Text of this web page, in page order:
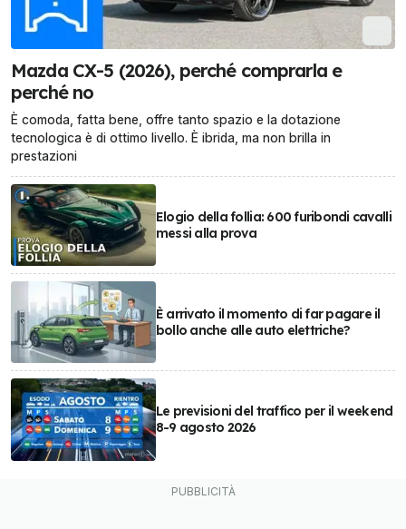
Mazda CX-5 (2026), perché comprarla e
perché no
È comoda, fatta bene, offre tanto spazio e la dotazione
tecnologica è di ottimo livello. È ibrida, ma non brilla in
prestazioni
Elogio della follia: 600 furibondi cavalli
messi alla prova
È arrivato il momento di far pagare il
bollo anche alle auto elettriche?
Le previsioni del traffico per il weekend
8-9 agosto 2026